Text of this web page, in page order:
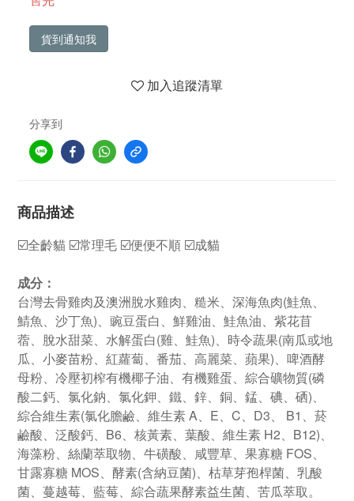
貨到通知我
加入追蹤清單
分享到
商品描述
☑️全齡貓 ☑️常理毛 ☑️便便不順 ☑️成貓
成分：
台灣去骨雞肉及澳洲脫水雞肉、糙米、深海魚肉(鮭魚、
鯖魚、沙丁魚)、豌豆蛋白、鮮雞油、鮭魚油、紫花苜
蓿、脫水甜菜、水解蛋白(雞、鮭魚)、時令蔬果(南瓜或地
瓜、小麥苗粉、紅蘿蔔、番茄、高麗菜、蘋果)、啤酒酵
母粉、冷壓初榨有機椰子油、有機雞蛋、綜合礦物質(磷
酸二鈣、氯化鈉、氯化鉀、鐵、鋅、銅、錳、碘、硒)、
綜合維生素(氯化膽鹼、維生素 A、E、C、D3、 B1、菸
鹼酸、泛酸鈣、B6、核黃素、葉酸、維生素 H2、B12)、
海藻粉、絲蘭萃取物、牛磺酸、咸豐草、果寡糖 FOS、
甘露寡糖 MOS、酵素(含納豆菌)、枯草芽孢桿菌、乳酸
菌、蔓越莓、藍莓、綜合蔬果酵素益生菌、苦瓜萃取。